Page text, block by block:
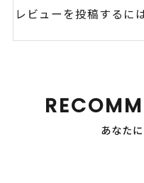
レビューを投稿するに
あなた